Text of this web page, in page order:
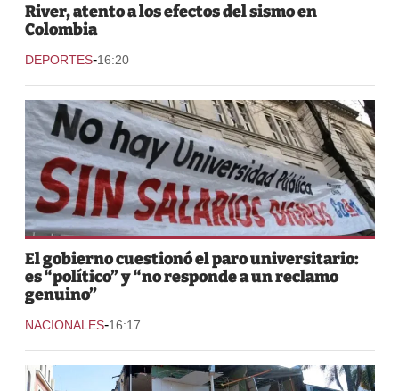
River, atento a los efectos del sismo en
Colombia
DEPORTES-16:20
El gobierno cuestionó el paro universitario:
es “político” y “no responde a un reclamo
genuino”
NACIONALES-16:17